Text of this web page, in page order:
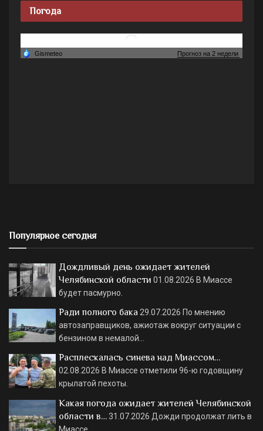
Погода
Популярное сегодня
Дождливый день ожидает жителей
Челябинской области 01.08.2026 В Миассе
будет пасмурно.
Ради полного бака 29.07.2026 По мнению
автозаправщиков, ажиотаж вокруг ситуации с
бензином в немалой…
Расплескалась синева над Миассом…
02.08.2026 В Миассе отметили 96-ю годовщину
крылатой пехоты.
Какая погода ожидает жителей Челябинской
области в…31.07.2026 Дожди продолжат лить в
Миассе.